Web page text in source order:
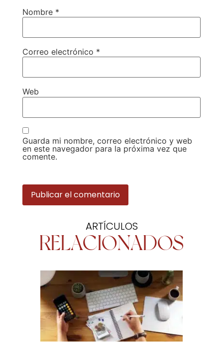
Nombre *
Correo electrónico *
Web
Guarda mi nombre, correo electrónico y web
en este navegador para la próxima vez que
comente.
ARTÍCULOS
RELACIONADOS